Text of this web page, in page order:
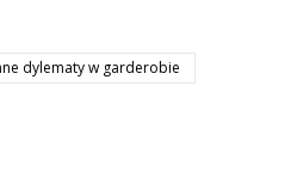
dylematy w garderobie